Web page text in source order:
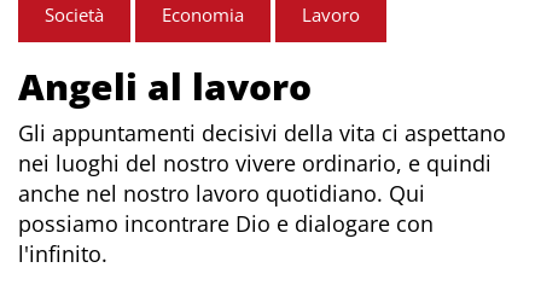
Società Economia Lavoro
Angeli al lavoro
Gli appuntamenti decisivi della vita ci aspettano
nei luoghi del nostro vivere ordinario, e quindi
anche nel nostro lavoro quotidiano. Qui
possiamo incontrare Dio e dialogare con
l'infinito.